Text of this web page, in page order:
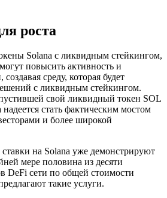
роста
Solana с ликвидным стейкингом,
повысить активность и
среду, которая будет
с ликвидным стейкингом.
свой ликвидный токен SOL
стать фактическим мостом
и более широкой
на Solana уже демонстрируют
мере половина из десяти
DeFi сети по общей стоимости
такие услуги.